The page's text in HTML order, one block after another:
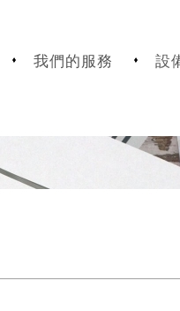
我們的服務 設